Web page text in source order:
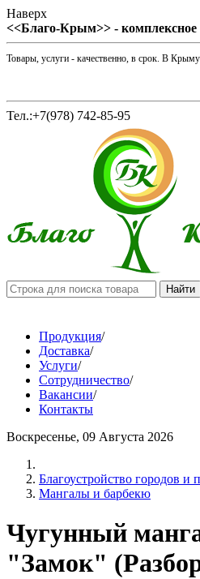
Наверх
<<Благо-Крым>> - комплексное
Товары, услуги - качественно, в срок. В
Тел.:+7(978) 742-85-95
Продукция/
Доставка/
Услуги/
Сотрудничество/
Вакансии/
Контакты
Воскресенье, 09 Августа 2026
Благоустройство городов и
Мангалы и барбекю
Чугунный
"Замок"